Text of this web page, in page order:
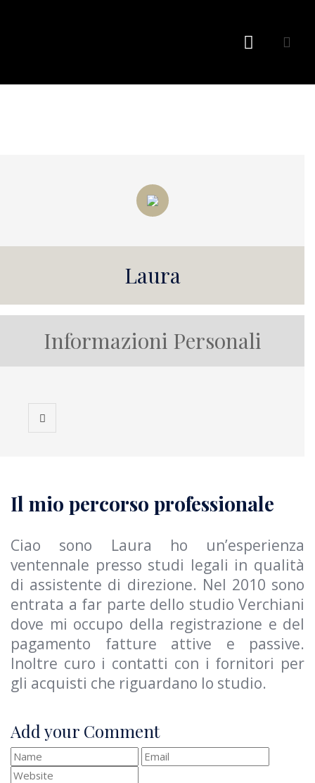
Laura
Informazioni Personali
Il mio percorso professionale
Ciao sono Laura ho un’esperienza
ventennale presso studi legali in qualità
di assistente di direzione. Nel 2010 sono
entrata a far parte dello studio Verchiani
dove mi occupo della registrazione e del
pagamento fatture attive e passive.
Inoltre curo i contatti con i fornitori per
gli acquisti che riguardano lo studio.
Add your Comment